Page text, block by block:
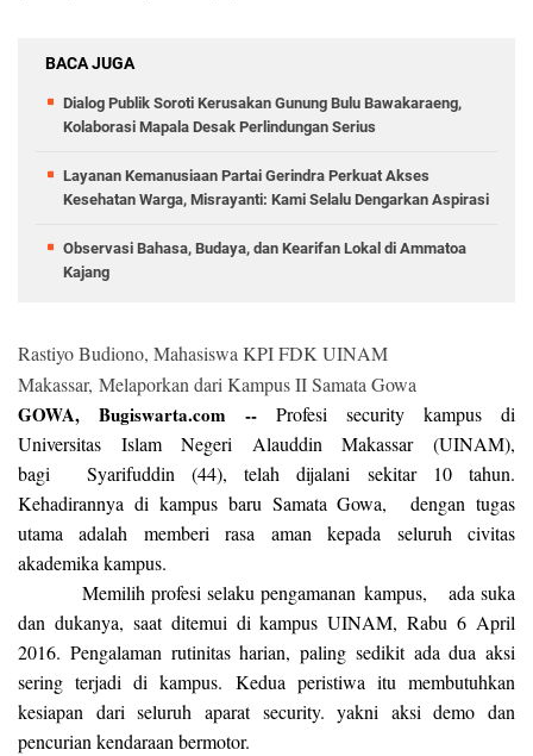
BACA JUGA
Dialog Publik Soroti Kerusakan Gunung Bulu Bawakaraeng,
Kolaborasi Mapala Desak Perlindungan Serius
Layanan Kemanusiaan Partai Gerindra Perkuat Akses
Kesehatan Warga, Misrayanti: Kami Selalu Dengarkan Aspirasi
Observasi Bahasa, Budaya, dan Kearifan Lokal di Ammatoa
Kajang
Rastiyo Budiono, Mahasiswa KPI FDK UINAM
Makassar‎, Melaporkan dari Kampus II Samata Gowa
GOWA, Bugiswarta.com -- Profesi security kampus di
Universitas Islam Negeri Alauddin Makassar (UINAM),
bagi Syarifuddin (44), telah dijalani sekitar 10 tahun.
Kehadirannya di kampus baru Samata Gowa, dengan tugas
utama adalah memberi rasa aman kepada seluruh civitas
akademika kampus.
‎Memilih profesi selaku pengamanan kampus, ada suka
dan dukanya, saat ditemui di kampus UINAM, Rabu 6 April
2016. Pengalaman rutinitas harian, paling sedikit ada dua aksi
sering terjadi di kampus. Kedua peristiwa itu membutuhkan
kesiapan dari seluruh aparat security. yakni aksi demo dan
pencurian kendaraan bermotor.